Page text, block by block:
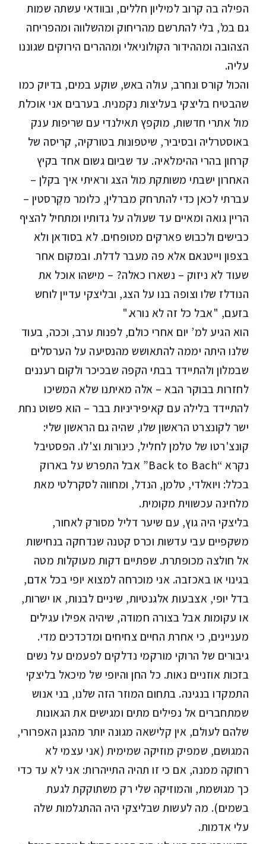
הפילה בה קרוב למיליון חללים, ובוודאי עשתה שמות
גם במ’, בלי להתרשם מהריחוק ומהשלווה ומהפריחה
הצהובה ומההידור הקולוניאלי ומההרים הירוקים שגוננו
עליה.
והכול קורס ונחרב, עולה באש, שוקע במים, בדיוק כמו
שהבטיח בליצקי בעליצות נקמנית. בערבים אני אוכלת
מול אתרי חדשות, מוקפץ תאילנדי עם שריפות ענק
באוסטרליה ובסיביר, שיטפונות בטורקיה, קריסה של
קרחון בהרי ההימלאיה. עד שביום גשום אחד בקיץ
האחרון ישבתי משותקת מול הצג וראיתי איך בקלן –
עברתי לכאן כדי להתרחק מברלין, כלומר מקֶרסטין –
הריין גואה ומאיים עד שעולה על גדותיו ומתחיל להציף
כבישים ולכבוש פארקים מטופחים. לא בסודאן ולא
בצפון וייטנאם אלא פה מעבר לדלת. ובמקום אחר
שעוד לא ניזוק – נשארו כאלה? – מישהו אוכל את
הנודלז שלו וצופה בנו על הצג, ובליצקי עדיין לוחש
בזעם, "אבל כל זה לא נורא."
הוא הגיע למ’ יום אחרי כולם, לפנות ערב, וככה, בעוד
שלנו היתה יממה להתאושש מהנסיעה על הערסלים
שבמלון ולהתיידד בבתי הקפה שבכיכר ולקום רעננים
לחזרות בבוקר הבא – אלה מאיתנו שלא המשיכו
להתיידד בלילה עם קאיפיריניות בבר – הוא פשוט נחת
ישר לקונצרט הראשון שלו, שהיה גם הראשון שלי:
קונצ'רטו של טלמן לחליל, כינורות וצ'לו. הפסטיבל
נקרא “Back to Bach” אבל התפרשׂ על בארוק
בכלל: ויואלדי, טלמן, הנדל, ומחווה לסקרלטי מאת
מלחינה עכשווית מקומית.
בליצקי היה גוץ, עם שיער דליל מסורק לאחור,
משקפיים עבי עדשות וכרס קטנה שנדחקה בנחישות
אל חולצה מכופתרת. שפתיים דקות מעוקלות מטה
בגינוי או באכזבה. אני מוכרחה למצוא יופי בכל אדם,
בדל יופי, אצבעות אלגנטיות, שיניים לבנות, או ישרות,
או עקומות אבל בצורה חמודה, שיהיה אפילו עגילים
מעניינים, כי אחרת החיים צחיחים ומדכדכים מדי.
גיבורים של הרוקי מורקמי נדלקים לפעמים על נשים
בזכות אוזניים נאות. כל החן והיופי של מיכאל בליצקי
התמקדו בנגינה. בתחום המוזר הזה שלנו, בני אנוש
שמתחברים אל נפילים מתים ומגישים את הגאונות
שלהם לעולם, אין קלישאה מגונה יותר מהנגן האפרורי,
המגושם, שמפיק מוזיקה שמימית (אני עצמי לא
רחוקה ממנה, אם כי זו תהיה התייהרות: אני לא עד כדי
כך מגושמת, והמוזיקה שלי רק משתוקקת לגעת
בשמים). מה לעשות שבליצקי היה ההתגלמות שלה
עלי אדמות.